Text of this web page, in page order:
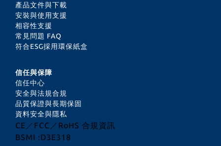
產品文件與下載
安裝與使用支援
相容性支援
常見問題 FAQ
符合ESG採用環保紙盒
信任與保障
信任中心
安全與法規合規
品質保證與長期保固
資料安全與隱私
CE／FCC／RoHS 合規資訊
BSMI :D3E318